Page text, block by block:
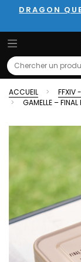
DRAGON
Search
ACCUEIL FFXIV
GAMELLE –